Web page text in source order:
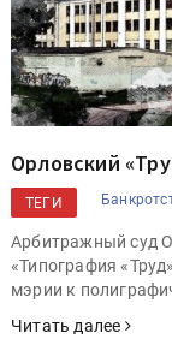
Орловский
ТЕГИ
Арбитражный суд
«Типография
мэрии к
Читать далее